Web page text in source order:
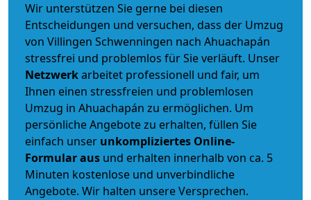
Wir unterstützen Sie gerne bei diesen
Entscheidungen und versuchen, dass der Umzug
von Villingen Schwenningen nach Ahuachapán
stressfrei und problemlos für Sie verläuft. Unser
Netzwerkarbeitet professionell und fair, um
Ihnen einen stressfreien und problemlosen
Umzug in Ahuachapán zu ermöglichen. Um
persönliche Angebote zu erhalten, füllen Sie
einfach unser unkompliziertes Online-
Formular aus und erhalten innerhalb von ca. 5
Minuten kostenlose und unverbindliche
Angebote. Wir halten unsere Versprechen.